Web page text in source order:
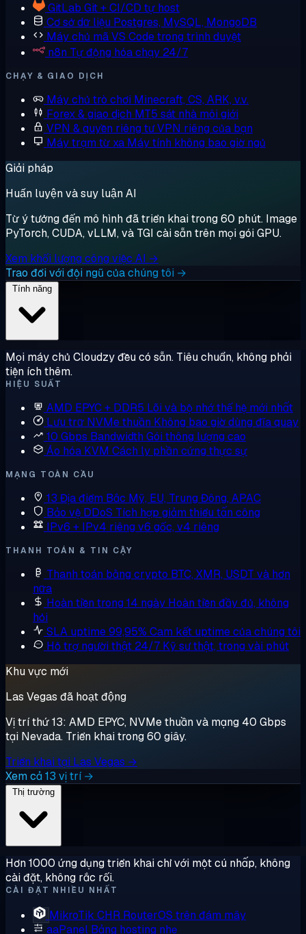
GitLab Git + CI/CD tự host
Cơ sở dữ liệu Postgres, MySQL, MongoDB
Máy chủ mãVS Code trong trình duyệt
n8n Tự động hóa chạy 24/7
CHẠY & GIAO DỊCH
Máy chủ trò chơi Minecraft, CS, ARK, v.v.
Forex & giao dịch MT5 sát nhà môi giới
VPN & quyền riêng tưVPN riêng của bạn
Máy trạm từ xa Máy tính không bao giờ ngủ
Giải pháp
Huấn luyện và suy luận AI
Từ ý tưởng đến mô hình đã triển khai trong 60 phút. Image
PyTorch, CUDA, vLLM, và TGI cài sẵn trên mọi gói GPU.
Xem khối lượng công việc AI →
Trao đổi với đội ngũ của chúng tôi →
Mọi máy chủ Cloudzy đều có sẵn. Tiêu chuẩn, không phải
tiện ích thêm.
HIỆU SUẤT
AMD EPYC + DDR5 Lõi và bộ nhớ thế hệ mới nhất
Lưu trữ NVMe thuần Không bao giờ dùng đĩa quay
10 Gbps Bandwidth Gói thông lượng cao
Ảo hóa KVM Cách ly phần cứng thực sự
MẠNG TOÀN CẦU
13 Địa điểm Bắc Mỹ, EU, Trung Đông, APAC
Bảo vệ DDoS Tích hợp giảm thiểu tấn công
IPv6 + IPv4 riêng v6 gốc, v4 riêng
THANH TOÁN & TIN CẬY
Thanh toán bằng crypto BTC, XMR, USDT và hơn
nữa
Hoàn tiền trong 14 ngày Hoàn tiền đầy đủ, không
hỏi
SLA uptime 99,95% Cam kết uptime của chúng tôi
Hỗ trợ người thật 24/7 Kỹ sư thật, trong vài phút
Khu vực mới
Las Vegas đã hoạt động
Vị trí thứ 13: AMD EPYC, NVMe thuần và mạng 40 Gbps
tại Nevada. Triển khai trong 60 giây.
Triển khai tại Las Vegas →
Xem cả 13 vị trí →
Hơn 1000 ứng dụng triển khai chỉ với một cú nhấp, không
cài đặt, không rắc rối.
CÀI ĐẶT NHIỀU NHẤT
MikroTik CHR RouterOS trên đám mây
aaPanel Bảng hosting nhẹ